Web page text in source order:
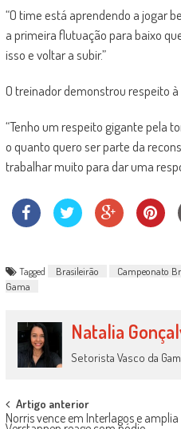
“O time está aprendendo a jogar
a primeira flutuação para baixo
isso e voltar a subir.”
O treinador demonstrou respeito
“Tenho um respeito gigante pela
o quanto quero ser parte da
trabalhar muito para dar uma
Tagged Brasileirão Campeonato
Gama
Natalia
Setorista Vasco da
Post
Artigo anterior
Norris vence em Interlagos e